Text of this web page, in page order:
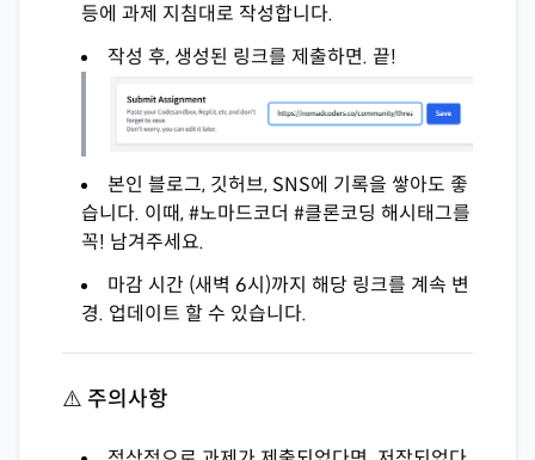
등에 과제 지침대로 작성합니다.
작성 후, 생성된 링크를 제출하면. 끝!
본인 블로그, 깃허브, SNS에 기록을 쌓아도 좋
습니다. 이때, #노마드코더 #클론코딩 해시태그를
꼭! 남겨주세요.
마감 시간 (새벽 6시)까지 해당 링크를 계속 변
경. 업데이트 할 수 있습니다.
⚠️ 주의사항